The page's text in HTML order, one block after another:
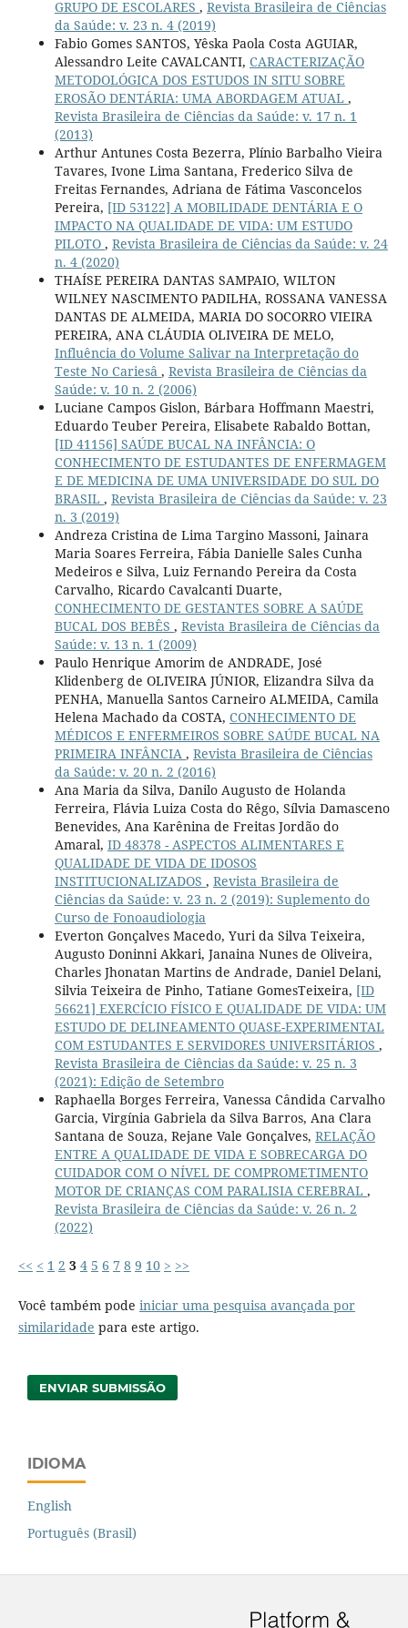
GRUPO DE ESCOLARES , Revista Brasileira de Ciências
da Saúde: v. 23 n. 4 (2019)
Fabio Gomes SANTOS, Yêska Paola Costa AGUIAR,
Alessandro Leite CAVALCANTI, CARACTERIZAÇÃO
METODOLÓGICA DOS ESTUDOS IN SITU SOBRE
EROSÃO DENTÁRIA: UMA ABORDAGEM ATUAL ,
Revista Brasileira de Ciências da Saúde: v. 17 n. 1
(2013)
Arthur Antunes Costa Bezerra, Plínio Barbalho Vieira
Tavares, Ivone Lima Santana, Frederico Silva de
Freitas Fernandes, Adriana de Fátima Vasconcelos
Pereira, [ID 53122] A MOBILIDADE DENTÁRIA E O
IMPACTO NA QUALIDADE DE VIDA: UM ESTUDO
PILOTO , Revista Brasileira de Ciências da Saúde: v. 24
n. 4 (2020)
THAÍSE PEREIRA DANTAS SAMPAIO, WILTON
WILNEY NASCIMENTO PADILHA, ROSSANA VANESSA
DANTAS DE ALMEIDA, MARIA DO SOCORRO VIEIRA
PEREIRA, ANA CLÁUDIA OLIVEIRA DE MELO,
Influência do Volume Salivar na Interpretação do
Teste No Cariesâ , Revista Brasileira de Ciências da
Saúde: v. 10 n. 2 (2006)
Luciane Campos Gislon, Bárbara Hoffmann Maestri,
Eduardo Teuber Pereira, Elisabete Rabaldo Bottan,
[ID 41156] SAÚDE BUCAL NA INFÂNCIA: O
CONHECIMENTO DE ESTUDANTES DE ENFERMAGEM
E DE MEDICINA DE UMA UNIVERSIDADE DO SUL DO
BRASIL , Revista Brasileira de Ciências da Saúde: v. 23
n. 3 (2019)
Andreza Cristina de Lima Targino Massoni, Jainara
Maria Soares Ferreira, Fábia Danielle Sales Cunha
Medeiros e Silva, Luiz Fernando Pereira da Costa
Carvalho, Ricardo Cavalcanti Duarte,
CONHECIMENTO DE GESTANTES SOBRE A SAÚDE
BUCAL DOS BEBÊS , Revista Brasileira de Ciências da
Saúde: v. 13 n. 1 (2009)
Paulo Henrique Amorim de ANDRADE, José
Klidenberg de OLIVEIRA JÚNIOR, Elizandra Silva da
PENHA, Manuella Santos Carneiro ALMEIDA, Camila
Helena Machado da COSTA, CONHECIMENTO DE
MÉDICOS E ENFERMEIROS SOBRE SAÚDE BUCAL NA
PRIMEIRA INFÂNCIA , Revista Brasileira de Ciências
da Saúde: v. 20 n. 2 (2016)
Ana Maria da Silva, Danilo Augusto de Holanda
Ferreira, Flávia Luiza Costa do Rêgo, Sílvia Damasceno
Benevides, Ana Karênina de Freitas Jordão do
Amaral, ID 48378 - ASPECTOS ALIMENTARES E
QUALIDADE DE VIDA DE IDOSOS
INSTITUCIONALIZADOS , Revista Brasileira de
Ciências da Saúde: v. 23 n. 2 (2019): Suplemento do
Curso de Fonoaudiologia
Everton Gonçalves Macedo, Yuri da Silva Teixeira,
Augusto Doninni Akkari, Janaina Nunes de Oliveira,
Charles Jhonatan Martins de Andrade, Daniel Delani,
Silvia Teixeira de Pinho, Tatiane GomesTeixeira, [ID
56621] EXERCÍCIO FÍSICO E QUALIDADE DE VIDA: UM
ESTUDO DE DELINEAMENTO QUASE-EXPERIMENTAL
COM ESTUDANTES E SERVIDORES UNIVERSITÁRIOS ,
Revista Brasileira de Ciências da Saúde: v. 25 n. 3
(2021): Edição de Setembro
Raphaella Borges Ferreira, Vanessa Cândida Carvalho
Garcia, Virgínia Gabriela da Silva Barros, Ana Clara
Santana de Souza, Rejane Vale Gonçalves, RELAÇÃO
ENTRE A QUALIDADE DE VIDA E SOBRECARGA DO
CUIDADOR COM O NÍVEL DE COMPROMETIMENTO
MOTOR DE CRIANÇAS COM PARALISIA CEREBRAL ,
Revista Brasileira de Ciências da Saúde: v. 26 n. 2
(2022)
<< < 1 2 3 4 5 6 7 8 9 10 > >>
Você também pode iniciar uma pesquisa avançada por
similaridade para este artigo.
ENVIAR SUBMISSÃO
IDIOMA
English
Português (Brasil)